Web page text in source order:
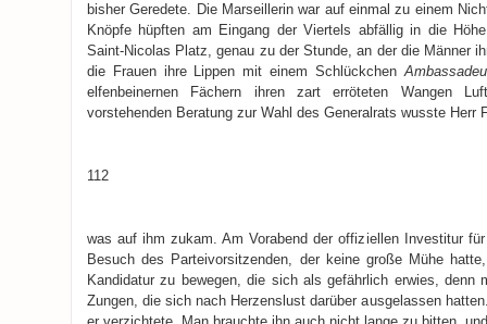
bisher Geredete. Die Marseillerin war auf einmal zu einem
Knöpfe hüpften am Eingang der Viertels abfällig in die
Saint-Nicolas Platz, genau zu der Stunde, an der die Männer
die Frauen ihre Lippen mit einem Schlückchen
elfenbeinernen Fächern ihren zart erröteten Wangen
vorstehenden Beratung zur Wahl des Generalrats wusste Herr
112
was auf ihm zukam. Am Vorabend der offiziellen Investitur
Besuch des Parteivorsitzenden, der keine große Mühe
Kandidatur zu bewegen, die sich als gefährlich erwies, denn
Zungen, die sich nach Herzenslust darüber ausgelassen